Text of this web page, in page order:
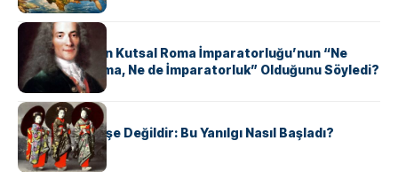
KÜLTÜR
Voltaire Neden Kutsal Roma İmparatorluğu’nun “Ne
Kutsal, Ne Roma, Ne de İmparatorluk” Olduğunu Söyledi?
KÜLTÜR
Geyşalar Fahişe Değildir: Bu Yanılgı Nasıl Başladı?